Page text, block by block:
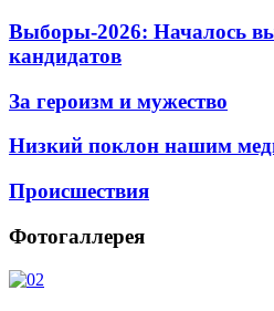
Выборы-2026: Началось
кандидатов
За героизм и мужество
Низкий поклон нашим
Происшествия
Фотогаллерея